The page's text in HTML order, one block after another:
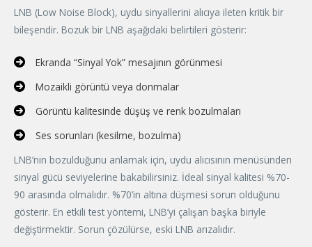
LNB (Low Noise Block), uydu sinyallerini alıcıya ileten kritik bir
bileşendir. Bozuk bir LNB aşağıdaki belirtileri gösterir:
Ekranda “Sinyal Yok” mesajının görünmesi
Mozaikli görüntü veya donmalar
Görüntü kalitesinde düşüş ve renk bozulmaları
Ses sorunları (kesilme, bozulma)
LNB’nin bozulduğunu anlamak için, uydu alıcısının menüsünden
sinyal gücü seviyelerine bakabilirsiniz. İdeal sinyal kalitesi %70-
90 arasında olmalıdır. %70’in altına düşmesi sorun olduğunu
gösterir. En etkili test yöntemi, LNB’yi çalışan başka biriyle
değiştirmektir. Sorun çözülürse, eski LNB arızalıdır.